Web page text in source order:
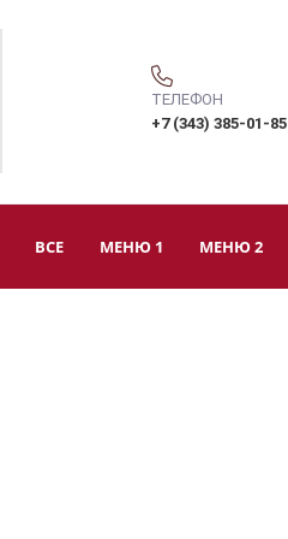
ТЕЛЕФОН
+7 (343) 385-01-85
ВСЕ МЕНЮ 1 МЕНЮ 2